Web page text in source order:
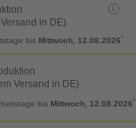
in DE)
bis Mittwoch, 12.08.2026*
Versand in DE)
bis Mittwoch, 12.08.2026*